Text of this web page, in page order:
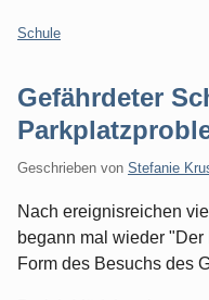
Kategorien:
Schule
Gefährdeter
Geschrieben von Stefanie
Nach ereignisreichen
begann mal wieder
Form des Besuchs des